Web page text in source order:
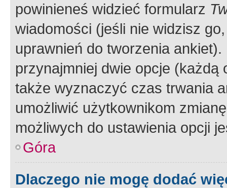
powinieneś widzieć formularz
wiadomości (jeśli nie widzisz
uprawnień do tworzenia
przynajmniej dwie opcje
także wyznaczyć czas trwania
umożliwić użytkownikom
możliwych do ustawienia opcji
Góra
Dlaczego nie mogę dodać